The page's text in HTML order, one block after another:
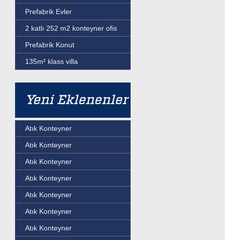
Prefabrik Evler
2 katlı 252 m2 konteyner ofis
Prefabrik Konut
135m² klass villa
Yeni Eklenenler
Atık Konteyner
Atık Konteyner
Atık Konteyner
Atık Konteyner
Atık Konteyner
Atık Konteyner
Atık Konteyner